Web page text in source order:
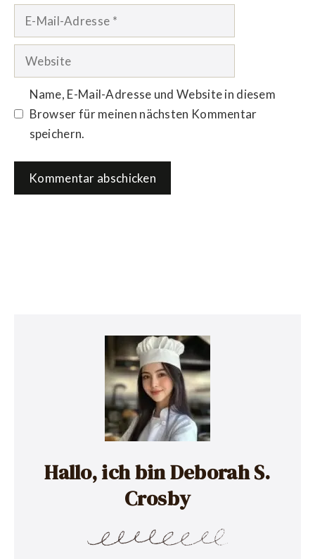
Website
Name, E-Mail-Adresse und Website in diesem
Browser für meinen nächsten Kommentar
speichern.
Hallo, ich bin Deborah S.
Crosby